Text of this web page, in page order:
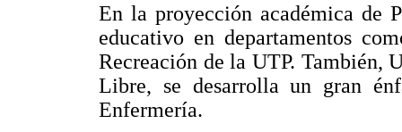
En la proyección académica de
educativo en departamentos
Recreación de la UTP. También,
Libre, se desarrolla un gran
Enfermería.